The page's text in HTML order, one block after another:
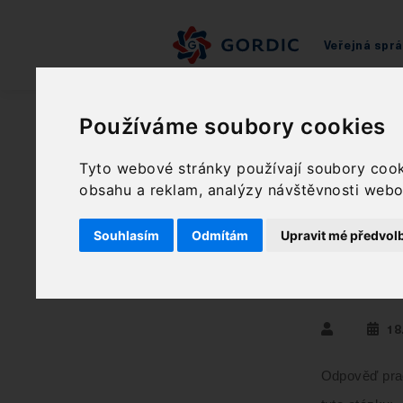
Používáme soubory cookies
Tyto webové stránky používají soubory
obsahu a reklam, analýzy návštěvnosti
Souhlasím Odmítám Upravit mé
Veřejná
Musí ÚSC provádět předběžnou
Musí
Odpověď